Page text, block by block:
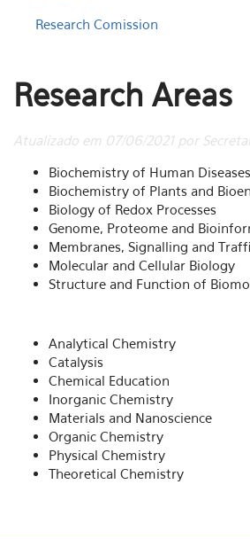
Research Comission
Research Areas
Atualizado em 07/06/2021 por
Biochemistry of Human Diseases
Biochemistry of Plants and
Biology of Redox Processes
Genome, Proteome and
Membranes, Signalling and
Molecular and Cellular Biology
Structure and Function of
Analytical Chemistry
Catalysis
Chemical Education
Inorganic Chemistry
Materials and Nanoscience
Organic Chemistry
Physical Chemistry
Theoretical Chemistry